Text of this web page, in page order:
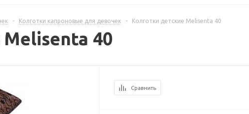
- Колготки капроновые для девочек - Колготки детские Melisenta 40
40
Сравнить